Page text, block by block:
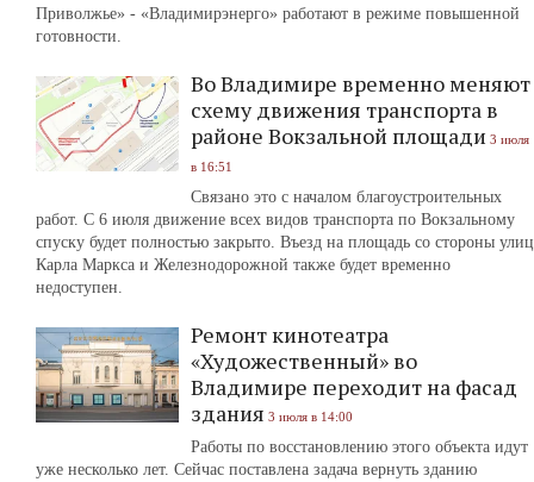
Приволжье» - «Владимирэнерго» работают в режиме повышенной
готовности.
Во Владимире временно меняют
схему движения транспорта в
районе Вокзальной площади 3 июля
в 16:51
Связано это с началом благоустроительных
работ. С 6 июля движение всех видов транспорта по Вокзальному
спуску будет полностью закрыто. Въезд на площадь со стороны улиц
Карла Маркса и Железнодорожной также будет временно
недоступен.
Ремонт кинотеатра
«Художественный» во
Владимире переходит на фасад
здания 3 июля в 14:00
Работы по восстановлению этого объекта идут
уже несколько лет. Сейчас поставлена задача вернуть зданию